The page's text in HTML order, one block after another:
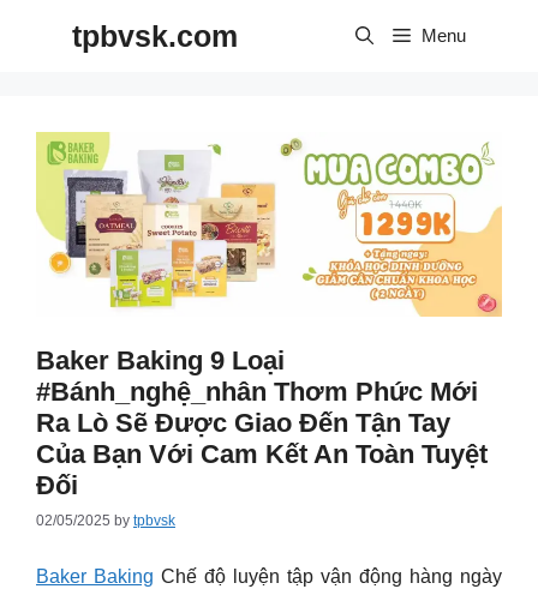
tpbvsk.com Menu
Baker Baking 9 Loại
#bánh_nghệ_nhân Thơm Phức Mới
Ra Lò Sẽ Được Giao Đến Tận Tay
Của Bạn Với Cam Kết An Toàn Tuyệt
Đối
02/05/2025 by tpbvsk
Baker Baking Chế độ luyện tập vận động hàng ngày